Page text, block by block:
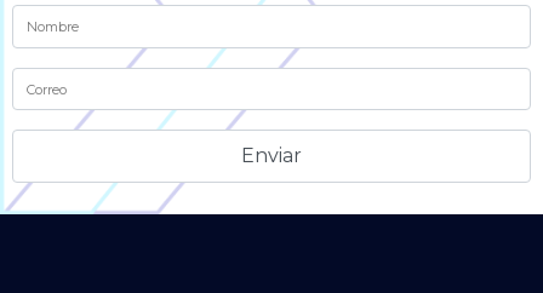
Alternative: